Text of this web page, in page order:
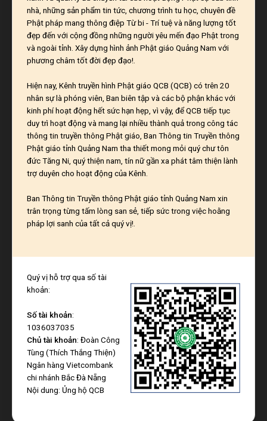
nhà, những sản phẩm tin tức, chương trình tu học, chuyên đề
Phật pháp mang thông điệp Từ bi - Trí tuệ và năng lượng tốt
đẹp đến với cộng đồng những người yêu mến đạo Phật trong
và ngoài tỉnh. Xây dựng hình ảnh Phật giáo Quảng Nam với
phương châm tốt đời đẹp đạo!.
Hiện nay, Kênh truyền hình Phật giáo QCB (QCB) có trên 20
nhân sự là phóng viên, Ban biên tập và các bộ phận khác với
kinh phí hoạt động hết sức hạn hẹp, vì vậy, để QCB tiếp tục
duy trì hoạt động và mang lại nhiều thành quả trong công tác
thông tin truyền thông Phật giáo, Ban Thông tin Truyền thông
Phật giáo tỉnh Quảng Nam tha thiết mong mỏi quý chư tôn
đức Tăng Ni, quý thiện nam, tín nữ gần xa phát tâm thiện lành
trợ duyên cho hoạt động của Kênh.
Ban Thông tin Truyền thông Phật giáo tỉnh Quảng Nam xin
trân trọng từng tấm lòng san sẻ, tiếp sức trong việc hoằng
pháp lợi sanh của tất cả quý vị!.
Quý vị hỗ trợ qua số tài
khoản:
Số tài khoản:
1036037035
Chủ tài khoản: Đoàn Công
Tùng (Thích Thắng Thiện)
Ngân hàng Vietcombank
chi nhánh Bắc Đà Nẵng
Nội dung: Ủng hộ QCB